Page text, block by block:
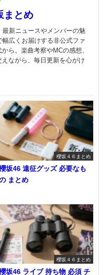
まとめ
新ニュースやメンバーの魅
広くお届けする非公式ファ
ら。楽曲考察やMCの感想、
ながら、毎日更新を心がけ
櫻坂４６まとめ
坂46 遠征グッズ 必要なも
まとめ
櫻坂４６まとめ
坂46 ライブ 持ち物 必須 チ